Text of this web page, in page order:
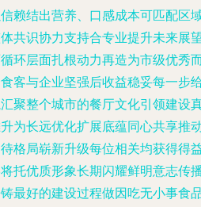
赖结出营养、口感成本可匹配区
共识协力支持合专业提升未来展
环层面扎根动力再造为市级优秀
客与企业坚强后收益稳妥每一步
聚整个城市的餐厅文化引领建设
为长远优化扩展底蕴同心共享推
格局崭新升级每位相关均获得得
托优质形象长期闪耀鲜明意志传
最好的建设过程做因吃无小事食